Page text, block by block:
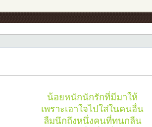
น้อยหนักนักรักที่มีมาให้
เพราะเอาใจไปใส่ในคนอื่น
ลืมนึกถึงหนึ่งคนที่ทนกลืน